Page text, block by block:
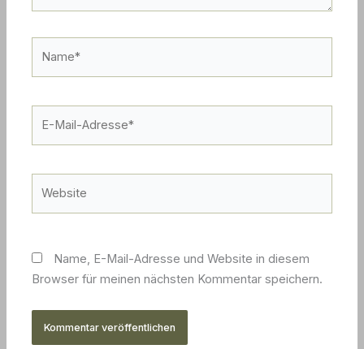
Name, E-Mail-Adresse und Website in diesem
Browser für meinen nächsten Kommentar speichern.